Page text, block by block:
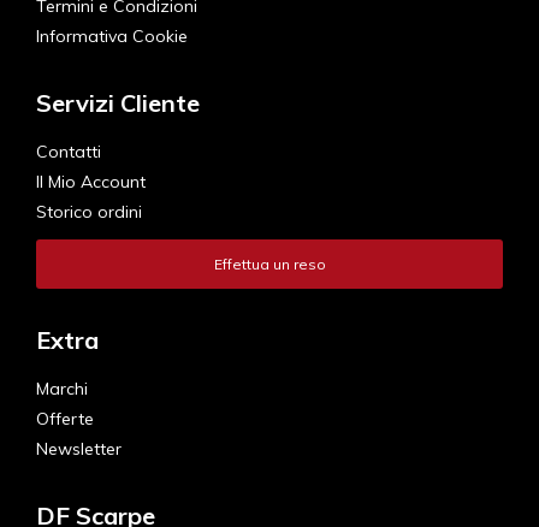
Termini e Condizioni
Informativa Cookie
Servizi Cliente
Contatti
Il Mio Account
Storico ordini
Effettua un reso
Extra
Marchi
Offerte
Newsletter
DF Scarpe